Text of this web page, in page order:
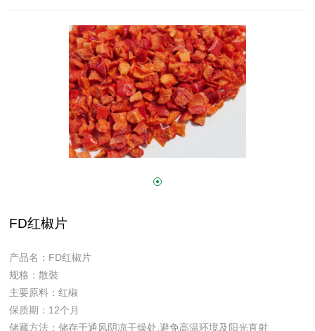
FD红椒片
产品名：FD红椒片
规格：散裝
主要原料：红椒
保质期：12个月
储藏方法：储存于通风阴凉干燥处,避免高温环境及阳光直射